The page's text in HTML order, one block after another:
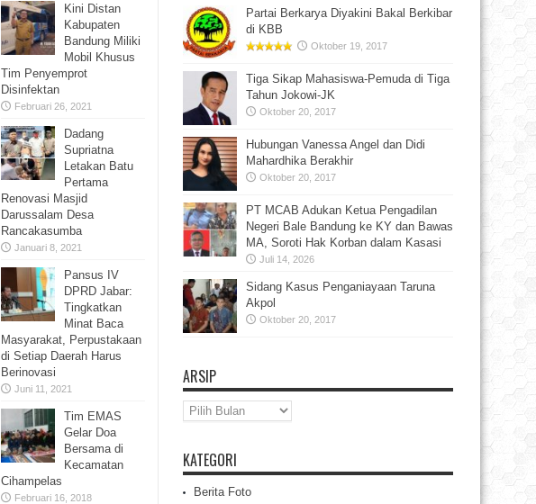
Kini Distan
Kabupaten
Bandung Miliki
Mobil Khusus
Tim Penyemprot
Disinfektan
Februari 26, 2021
Dadang
Supriatna
Letakan Batu
Pertama
Renovasi Masjid
Darussalam Desa
Rancakasumba
Januari 8, 2021
Pansus IV
DPRD Jabar:
Tingkatkan
Minat Baca
Masyarakat, Perpustakaan
di Setiap Daerah Harus
Berinovasi
Juni 11, 2021
Tim EMAS
Gelar Doa
Bersama di
Kecamatan
Cihampelas
Februari 16, 2018
Partai Berkarya Diyakini Bakal Berkibar
di KBB
Oktober 19, 2017
Tiga Sikap Mahasiswa-Pemuda di Tiga
Tahun Jokowi-JK
Oktober 20, 2017
Hubungan Vanessa Angel dan Didi
Mahardhika Berakhir
Oktober 20, 2017
PT MCAB Adukan Ketua Pengadilan
Negeri Bale Bandung ke KY dan Bawas
MA, Soroti Hak Korban dalam Kasasi
Juli 14, 2026
Sidang Kasus Penganiayaan Taruna
Akpol
Oktober 20, 2017
ARSIP
Arsip
KATEGORI
Berita Foto